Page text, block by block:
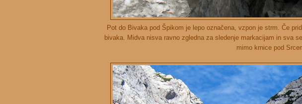
Pot do Bivaka pod Špikom je lepo označena, vzpon je strm. Če
bivaka. Midva nisva ravno zgledna za sledenje markacijam in sva
mimo krnice pod